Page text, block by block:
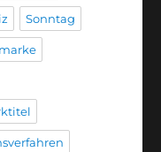
Sonntag